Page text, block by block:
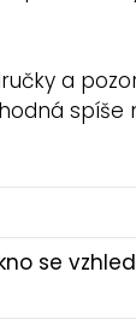
a
spíše
se